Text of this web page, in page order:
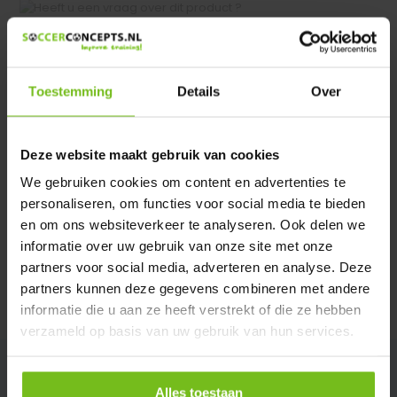
Toestemming Details Over
Deze website maakt gebruik van cookies
We gebruiken cookies om content en advertenties te
personaliseren, om functies voor social media te bieden
en om ons websiteverkeer te analyseren. Ook delen we
informatie over uw gebruik van onze site met onze
partners voor social media, adverteren en analyse. Deze
partners kunnen deze gegevens combineren met andere
informatie die u aan ze heeft verstrekt of die ze hebben
verzameld op basis van uw gebruik van hun services.
Alles toestaan
We helpen u graag met meer informatie
Specificaties
Reviews
Delen